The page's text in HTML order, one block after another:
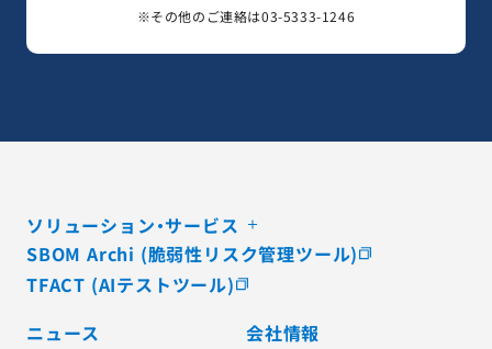
※その他のご連絡は03-5333-1246
ソリューション・サービス
SBOM Archi (脆弱性リスク管理ツール)
TFACT (AIテストツール)
ニュース
会社情報